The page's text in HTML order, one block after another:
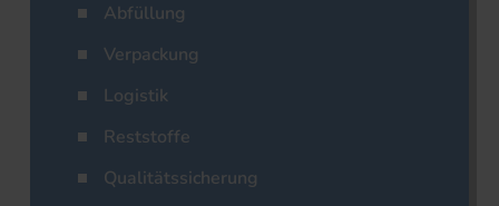
Abfüllung
Verpackung
Logistik
Reststoffe
Qualitätssicherung